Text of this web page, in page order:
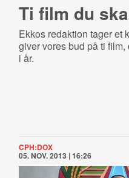
Ti film du
Ekkos redaktion tager et
giver vores bud på ti
i år.
CPH:DOX
05. NOV. 2013 | 16:26